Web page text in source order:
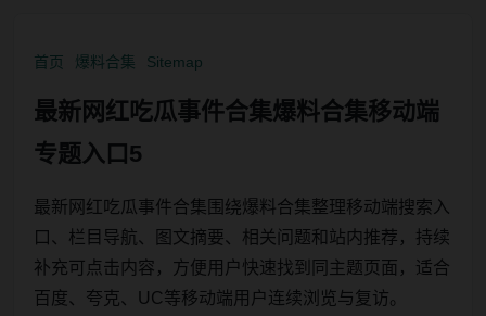
首页 爆料合集 Sitemap
最新网红吃瓜事件合集爆料合集移动端
专题入口5
最新网红吃瓜事件合集围绕爆料合集整理移动端搜索入
口、栏目导航、图文摘要、相关问题和站内推荐，持续
补充可点击内容，方便用户快速找到同主题页面，适合
百度、夸克、UC等移动端用户连续浏览与复访。